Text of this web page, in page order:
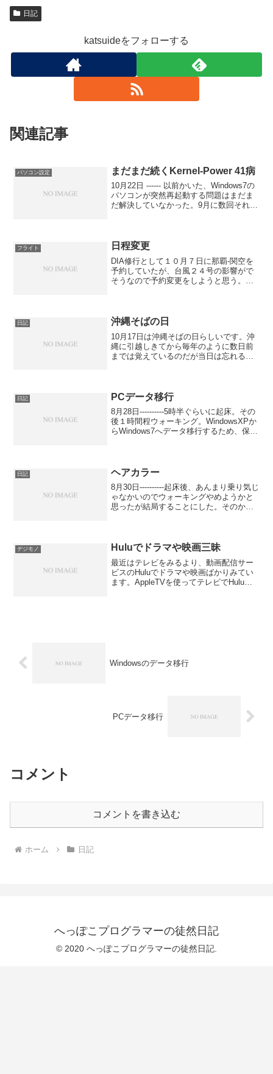
日記
katsuideをフォローする
関連記事
パソコン設定 まだまだ続くKernel-Power 41病
10月22日 ------ 以前かいた、Windows7の
パソコンが突然再起動する問題はまだま
だ解決していなかった。9月に数回それも
フライト 日程変更
DIA修行として１０月７日に那覇-関空を
予約していたが、台風２４号の影響がで
そうなので予約変更をしようと思う。変
が。同一区間なら予約変...
日記 沖縄そばの日
10月17日は沖縄そばの日らしいです。沖
縄に引越しきてから毎年のように数日前
までは覚えているのだが当日は忘れるの
いのかもしれないが、...
日記 PCデータ移行
8月28日----------5時半ぐらいに起床。その
後１時間程ウォーキング。WindowsXPか
らWindows7へデータ移行するため、保守
日記 ヘアカラー
8月30日----------起床後、あんまり乗り気じ
ゃなかいのでウォーキングやめようかと
思ったが結局することにした。そのかわ
らった...
デジモノ Huluでドラマや映画三昧
最近はテレビをみるより、動画配信サー
ビスのHuluでドラマや映画ばかりみてい
ます。AppleTVを使ってテレビでHuluを
Windowsのデータ移行
PCデータ移行
コメント
コメントを書き込む
ホーム 日記
へっぽこプログラマーの徒然日記
© 2020 へっぽこプログラマーの徒然日記.